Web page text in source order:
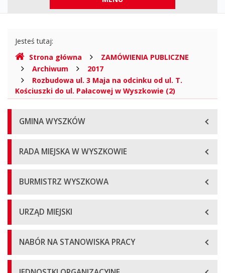
Gdzie
jesteśmy
Jesteś tutaj:
Strona główna
ZAMÓWIENIA PUBLICZNE
Archiwum
2017
Rozbudowa ul. 3 Maja na odcinku od ul. T.
Kościuszki do ul. Pałacowej w Wyszkowie (2)
Menu
główne
GMINA WYSZKÓW
RADA MIEJSKA W WYSZKOWIE
BURMISTRZ WYSZKOWA
URZĄD MIEJSKI
NABÓR NA STANOWISKA PRACY